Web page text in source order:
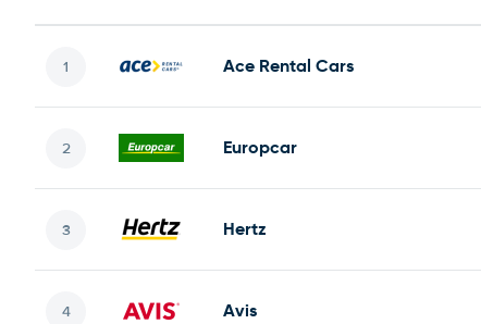
Ace Rental Cars
Europcar
Hertz
Avis